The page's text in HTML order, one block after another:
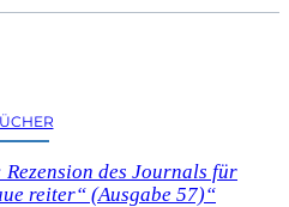
des Journals für
reiter“ (Ausgabe 57)“